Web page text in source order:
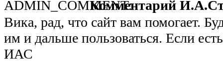
Комментарий
Вика, рад, что сайт вам помогает.
им и дальше пользоваться. Если
ИАС